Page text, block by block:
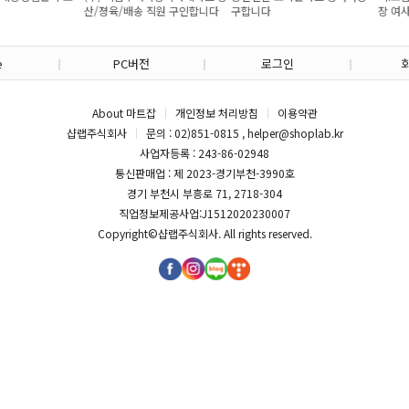
산/졍육/배송 직원 구인합니다
구합니다
장 여
PC버전 로그인
About 마트잡 개인정보 처리방침
이용약관
샵랩주식회사
문의 : 02)851-0815 , helper@shoplab.kr
사업자등록 : 243-86-02948
통신판매업 : 제 2023-경기부천-3990호
경기 부천시 부흥로 71, 2718-304
직업정보제공사업:J1512020230007
Copyright©샵랩주식회사. All rights reserved.